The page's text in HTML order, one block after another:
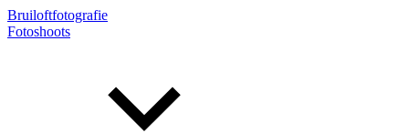
Bruiloftfotografie
Fotoshoots